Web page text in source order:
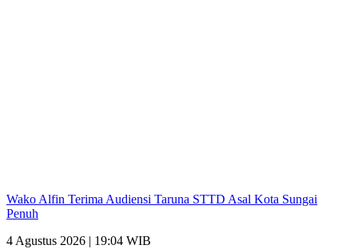
Wako Alfin Terima Audiensi Taruna STTD Asal Kota Sungai
Penuh
4 Agustus 2026 | 19:04 WIB